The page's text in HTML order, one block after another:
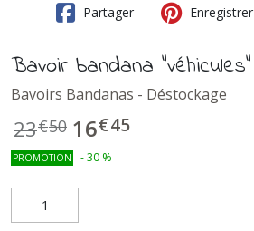
Partager Enregistrer
Bavoir bandana "véhicules"
Bavoirs Bandanas - Déstockage
23€50 16€45
PROMOTION -30 %